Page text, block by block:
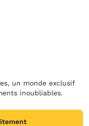
un monde exclusif
inoubliables.